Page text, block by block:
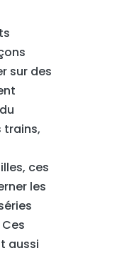
sur des
trains,
ces
les
aussi